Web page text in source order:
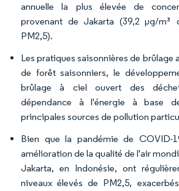
annuelle la plus élevée de
provenant de Jakarta (39,2 µg/m³
PM2,5).
Les pratiques saisonnières de brûlage
de forêt saisonniers, le
brûlage à ciel ouvert des
dépendance à l'énergie à base
principales sources de pollution
Bien que la pandémie de COVID-
amélioration de la qualité de l'air
Jakarta, en Indonésie, ont
niveaux élevés de PM2,5,